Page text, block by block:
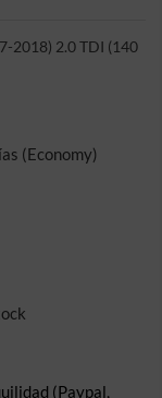
2018) 2.0 TDI (140
(Economy)
(Paypal,